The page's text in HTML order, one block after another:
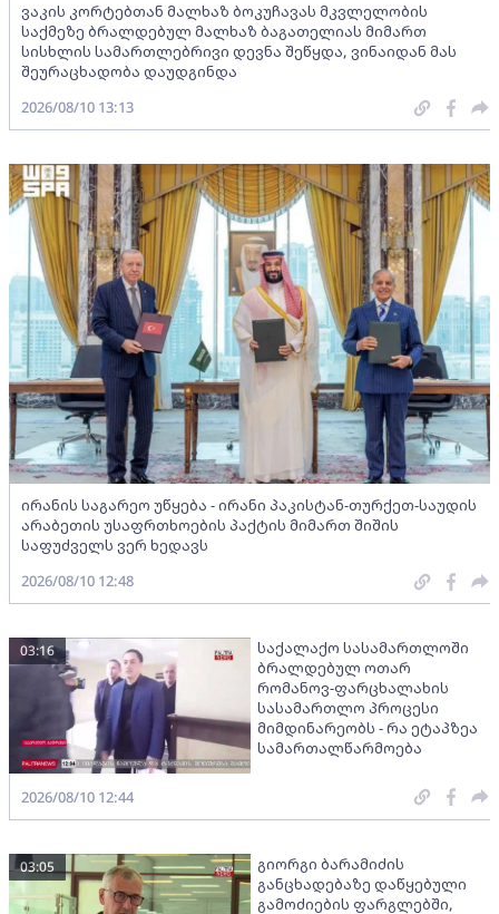
ვაკის კორტებთან მალხაზ ბოკუჩავას მკვლელობის
საქმეზე ბრალდებულ მალხაზ ბაგათელიას მიმართ
სისხლის სამართლებრივი დევნა შეწყდა, ვინაიდან მას
შეურაცხადობა დაუდგინდა
2026/08/10 13:13
ირანის საგარეო უწყება - ირანი პაკისტან-თურქეთ-საუდის
არაბეთის უსაფრთხოების პაქტის მიმართ შიშის
საფუძველს ვერ ხედავს
2026/08/10 12:48
საქალაქო სასამართლოში
ბრალდებულ ოთარ
რომანოვ-ფარცხალახის
სასამართლო პროცესი
მიმდინარეობს - რა ეტაპზეა
სამართალწარმოება
03:16
2026/08/10 12:44
გიორგი ბარამიძის
განცხადებაზე დაწყებული
გამოძიების ფარგლებში,
03:05